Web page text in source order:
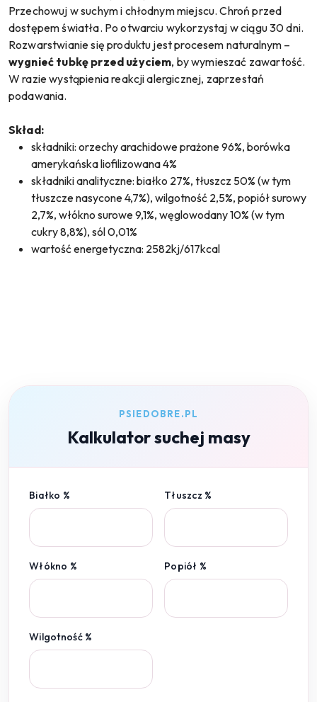
Przechowuj w suchym i chłodnym miejscu. Chroń przed
dostępem światła. Po otwarciu wykorzystaj w ciągu 30 dni.
Rozwarstwianie się produktu jest procesem naturalnym –
wygnieć tubkę przed użyciem, by wymieszać zawartość.
W razie wystąpienia reakcji alergicznej, zaprzestań
podawania.
Skład:
składniki: orzechy arachidowe prażone 96%, borówka
amerykańska liofilizowana 4%
składniki analityczne: białko 27%, tłuszcz 50% (w tym
tłuszcze nasycone 4,7%), wilgotność 2,5%, popiół surowy
2,7%, włókno surowe 9,1%, węglowodany 10% (w tym
cukry 8,8%), sól 0,01%
wartość energetyczna: 2582kj/617kcal
PSIEDOBRE.PL
Kalkulator suchej masy
Białko % Tłuszcz %
Włókno % Popiół %
Wilgotność %